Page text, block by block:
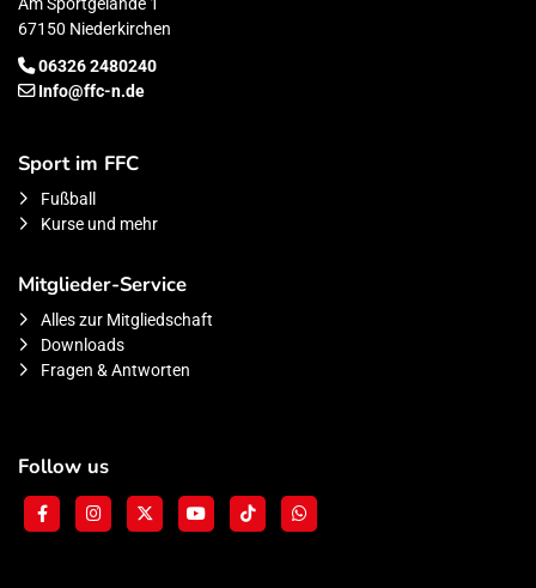
67150 Niederkirchen
06326 2480240
Info@ffc-n.de
Sport im FFC
Fußball
Kurse und mehr
Mitglieder-Service
Alles zur Mitgliedschaft
Downloads
Fragen & Antworten
Follow us